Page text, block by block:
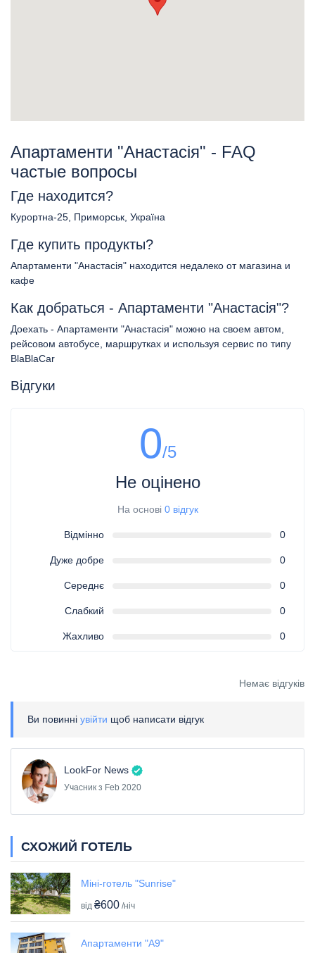
Апартаменти "Анастасія" - FAQ
частые вопросы
Где находится?
Курортна-25, Приморськ, Україна
Где купить продукты?
Апартаменти "Анастасія" находится недалеко от магазина и
кафе
Как добраться - Апартаменти "Анастасія"?
Доехать - Апартаменти "Анастасія" можно на своем автом,
рейсовом автобусе, маршрутках и используя сервис по типу
BlaBlaCar
Відгуки
0/5
Не оцінено
На основі 0 відгук
Відмінно 0
Дуже добре 0
Середнє 0
Слабкий 0
Жахливо 0
Немає відгуків
Ви повинні увійти щоб написати відгук
LookFor News
Учасник з Feb 2020
СХОЖИЙ ГОТЕЛЬ
Міні-готель "Sunrise"
від ₴600 /ніч
Апартаменти "А9"